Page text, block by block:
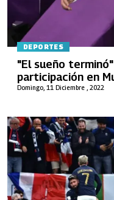
DEPORTES
Domingo, 11 Diciembre , 2022
"El sueño
participación en